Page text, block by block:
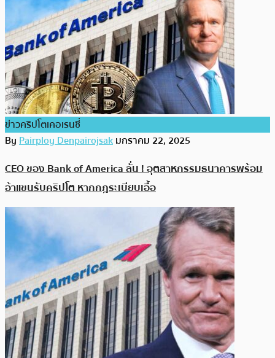
ข่าวคริปโตเคอเรนซี่
ByPairploy Denpairojsakมกราคม 22, 2025
CEO ของ Bank of America ลั่น ! อุตสาหกรรมธนาคารพร้อม
อ้าแขนรับคริปโต หากกฎระเบียบเอื้อ